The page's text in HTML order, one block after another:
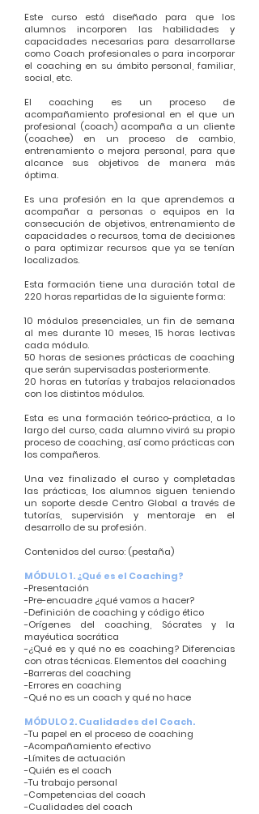
Este curso está diseñado para que los
alumnos incorporen las habilidades y
capacidades necesarias para desarrollarse
como Coach profesionales o para incorporar
el coaching en su ámbito personal, familiar,
social, etc.
El coaching es un proceso de
acompañamiento profesional en el que un
profesional (coach) acompaña a un cliente
(coachee) en un proceso de cambio,
entrenamiento o mejora personal, para que
alcance sus objetivos de manera más
óptima.
Es una profesión en la que aprendemos a
acompañar a personas o equipos en la
consecución de objetivos, entrenamiento de
capacidades o recursos, toma de decisiones
o para optimizar recursos que ya se tenían
localizados.
Esta formación tiene una duración total de
220 horas repartidas de la siguiente forma:
10 módulos presenciales, un fin de semana
al mes durante 10 meses, 15 horas lectivas
cada módulo.
50 horas de sesiones prácticas de coaching
que serán supervisadas posteriormente.
20 horas en tutorías y trabajos relacionados
con los distintos módulos.
Esta es una formación teórico-práctica, a lo
largo del curso, cada alumno vivirá su propio
proceso de coaching, así como prácticas con
los compañeros.
Una vez finalizado el curso y completadas
las prácticas, los alumnos siguen teniendo
un soporte desde Centro Global a través de
tutorías, supervisión y mentoraje en el
desarrollo de su profesión.
Contenidos del curso: (pestaña)
MÓDULO 1. ¿Qué es el Coaching?
-Presentación
-Pre-encuadre ¿qué vamos a hacer?
-Definición de coaching y código ético
-Orígenes del coaching, Sócrates y la
mayéutica socrática
-¿Qué es y qué no es coaching? Diferencias
con otras técnicas. Elementos del coaching
-Barreras del coaching
-Errores en coaching
-Qué no es un coach y qué no hace
MÓDULO 2. Cualidades del Coach.
-Tu papel en el proceso de coaching
-Acompañamiento efectivo
-Límites de actuación
-Quién es el coach
-Tu trabajo personal
-Competencias del coach
-Cualidades del coach